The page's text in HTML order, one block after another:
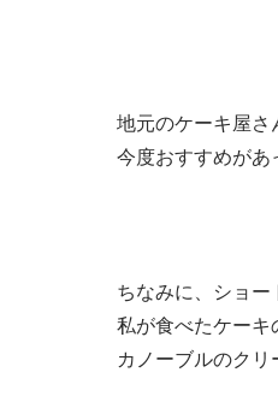
地元のケーキ屋さ
今度おすすめがあ
ちなみに、ショー
私が食べたケーキ
カノーブルのク